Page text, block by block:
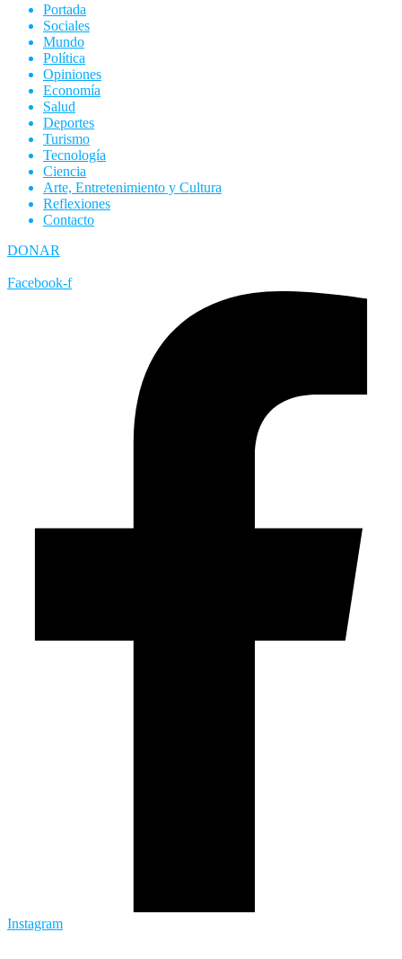
Portada
Sociales
Mundo
Política
Opiniones
Economía
Salud
Deportes
Turismo
Tecnología
Ciencia
Arte, Entretenimiento y Cultura
Reflexiones
Contacto
DONAR
Facebook-f
Instagram